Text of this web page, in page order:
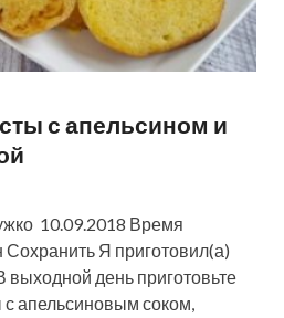
с апельсином и
10.09.2018 Время
Сохранить Я приготовил(а)
выходной день приготовьте
апельсиновым соком,